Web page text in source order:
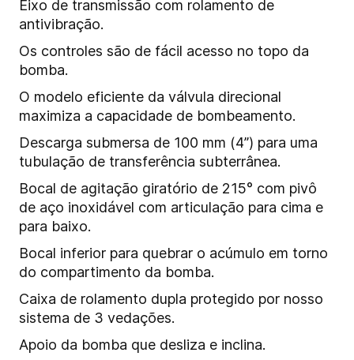
Eixo de transmissão com rolamento de
antivibração.
Os controles são de fácil acesso no topo da
bomba.
O modelo eficiente da válvula direcional
maximiza a capacidade de bombeamento.
Descarga submersa de 100 mm (4”) para uma
tubulação de transferência subterrânea.
Bocal de agitação giratório de 215° com pivô
de aço inoxidável com articulação para cima e
para baixo.
Bocal inferior para quebrar o acúmulo em torno
do compartimento da bomba.
Caixa de rolamento dupla protegido por nosso
sistema de 3 vedações.
Apoio da bomba que desliza e inclina.